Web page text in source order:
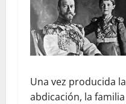
Una vez producida la
abdicación, la familia